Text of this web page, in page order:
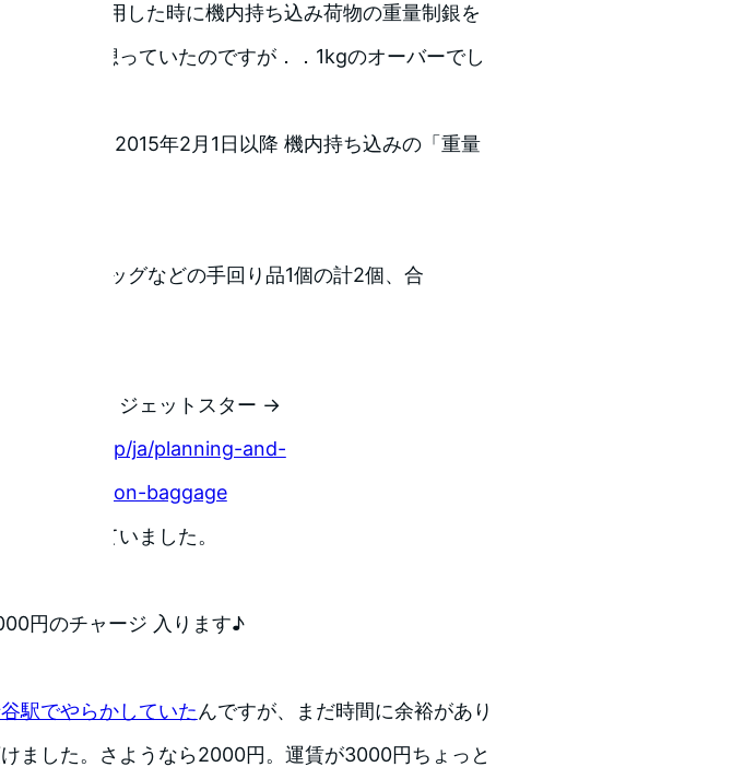
さんを利用した時に機内持ち込み荷物の重量制銀を
丈夫って想っていたのですが．．1kgのオーバーでし
19日追記）2015年2月1日以降 機内持ち込みの「重量
とハンドバッグなどの手回り品1個の計2個、合
物 | 手荷物 | ジェットスター →
jp/ja/planning-and-
carry-on-baggage
さを忘れていました。
円のチャージ 入ります♪
駅でやらかしていたんですが、まだ時間に余裕があり
ました。さようなら2000円。運賃が3000円ちょっと